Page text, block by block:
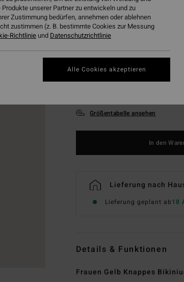
XS S M
Größentabelle ansehen
In den
Lieferung nach
Lieferung geplant ab18
Details & Funktionen
Frauen Gelb Knappes
unserer Partner zu entwickeln und zu
Zustimmung bedürfen, annehmen oder ablehnen
zustimmen (z. B. bestimmte Cookies zur Messung
Richtlinie und Datenschutzrichtlinie
Alle Cookies akzeptieren